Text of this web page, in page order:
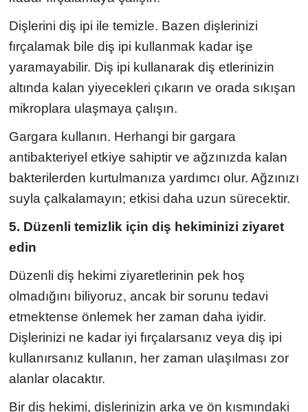
Dişlerini diş ipi ile temizle. Bazen dişlerinizi
fırçalamak bile diş ipi kullanmak kadar işe
yaramayabilir. Diş ipi kullanarak diş etlerinizin
altında kalan yiyecekleri çıkarın ve orada sıkışan
mikroplara ulaşmaya çalışın.
Gargara kullanın. Herhangi bir gargara
antibakteriyel etkiye sahiptir ve ağzınızda kalan
bakterilerden kurtulmanıza yardımcı olur. Ağzınızı
suyla çalkalamayın; etkisi daha uzun sürecektir.
5. Düzenli temizlik için diş hekiminizi ziyaret
edin
Düzenli diş hekimi ziyaretlerinin pek hoş
olmadığını biliyoruz, ancak bir sorunu tedavi
etmektense önlemek her zaman daha iyidir.
Dişlerinizi ne kadar iyi fırçalarsanız veya diş ipi
kullanırsanız kullanın, her zaman ulaşılması zor
alanlar olacaktır.
Bir diş hekimi, dişlerinizin arka ve ön kısmındaki